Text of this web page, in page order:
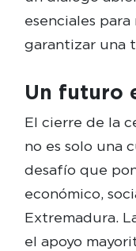
esenciales
garantizar una
Un futuro
El cierre de la
no es solo una
desafío que
económico,
Extremadura.
el apoyo